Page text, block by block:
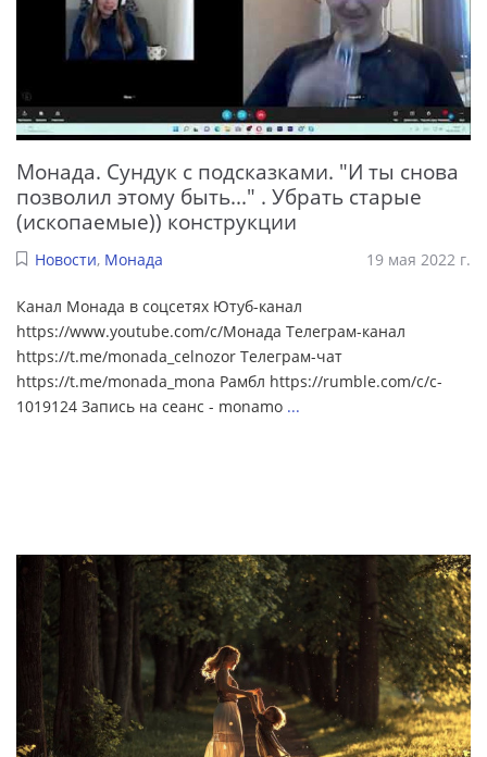
Монада. Сундук с подсказками. "И ты снова
позволил этому быть..." . Убрать старые
(ископаемые)) конструкции
Новости, Монада 19 мая 2022 г.
Канал Монада в соцсетях Ютуб-канал
https://www.youtube.com/c/Монада Телеграм-канал
https://t.me/monada_celnozor Телеграм-чат
https://t.me/monada_mona Рамбл https://rumble.com/c/c-
1019124 Запись на сеанс - monamo ...